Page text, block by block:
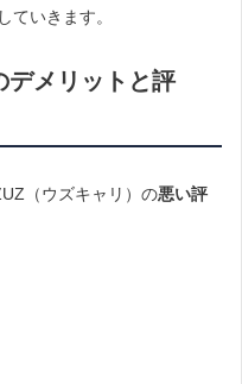
ていきます。
デメリットと評
（ウズキャリ）の悪い評